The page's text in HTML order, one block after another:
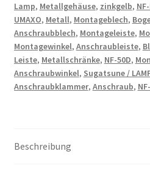
LAMP
Klapphaken,
NF-
60D,
NF-
R52,
K52,
Lamp, Metallgehäuse, zinkgelb,
UMAXO, Metall, Montageblech,
Anschraubblech, Montageleiste,
Montagewinkel, Anschraubleiste,
Leiste, Metallschränke, NF-50D,
Anschraubwinkel, Sugatsune /
Anschraubklammer, Anschraub,
Beschreibung